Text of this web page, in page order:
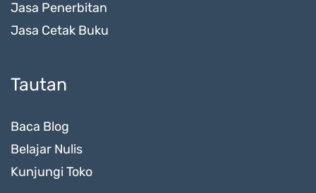
Jasa Penerbitan
Jasa Cetak Buku
Tautan
Baca Blog
Belajar Nulis
Kunjungi Toko